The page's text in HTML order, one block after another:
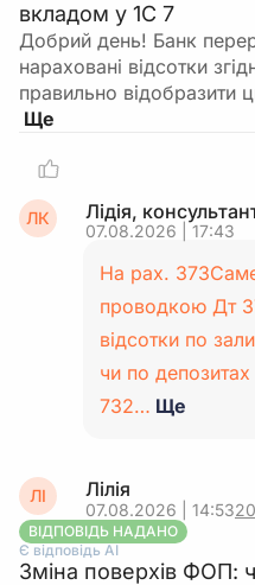
вкладом у 1С 7
Добрий день! Банк
нараховані відсотки
правильно відобразити
ЛК Лідія,
07.08.2026 | 17:43
На рах.
проводкою Дт
відсотки по
чи по
732… Ще
ЛІ Лілія
07.08.2026 | 14:53
ВІДПОВІДЬ НАДАНО
Є відповідь АІ
Зміна поверхів ФОП: